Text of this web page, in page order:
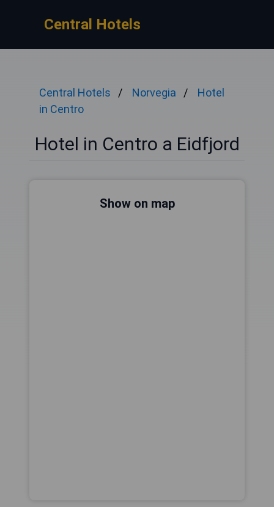
Central Hotels
Central Hotels Norvegia
Hotel
in Centro
Hotel in Centro a Eidfjord
Show on map